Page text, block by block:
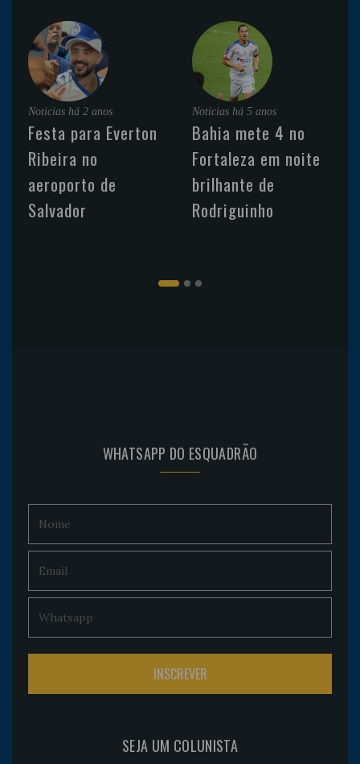
Noticias há 2 anos
Festa para Everton
Ribeira no
aeroporto de
Salvador
Noticias há 5 anos
Bahia mete 4 no
Fortaleza em noite
brilhante de
Rodriguinho
WHATSAPP DO ESQUADRÃO
SEJA UM COLUNISTA